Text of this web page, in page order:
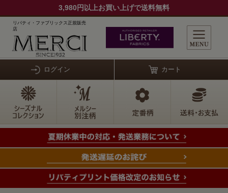
3,980円以上お買い上げで送料無料
リバティ・ファブリックス正規販売
店
ログイン カート